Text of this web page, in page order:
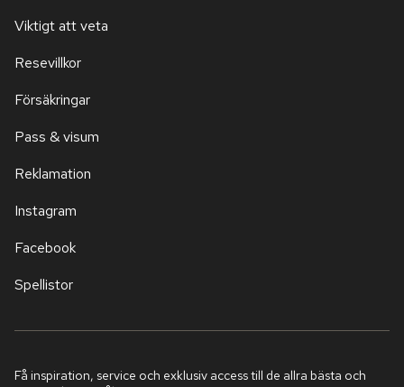
Viktigt att veta
Resevillkor
Försäkringar
Pass & visum
Reklamation
Instagram
Facebook
Spellistor
Få inspiration, service och exklusiv access till de allra bästa och